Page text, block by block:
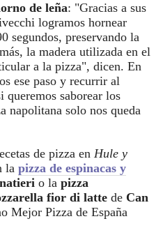
de leña: "Gracias a sus
logramos hornear
segundos, preservando la
la madera utilizada en el
a la pizza", dicen. En
ese paso y recurrir al
saborear los
napolitana solo nos queda
de pizza en Hule y
la pizza de espinacas y
o la pizza
fior di latte de Can
Mejor Pizza de España